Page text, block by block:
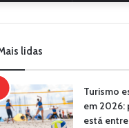
lidas
Turismo
em 2026:
está